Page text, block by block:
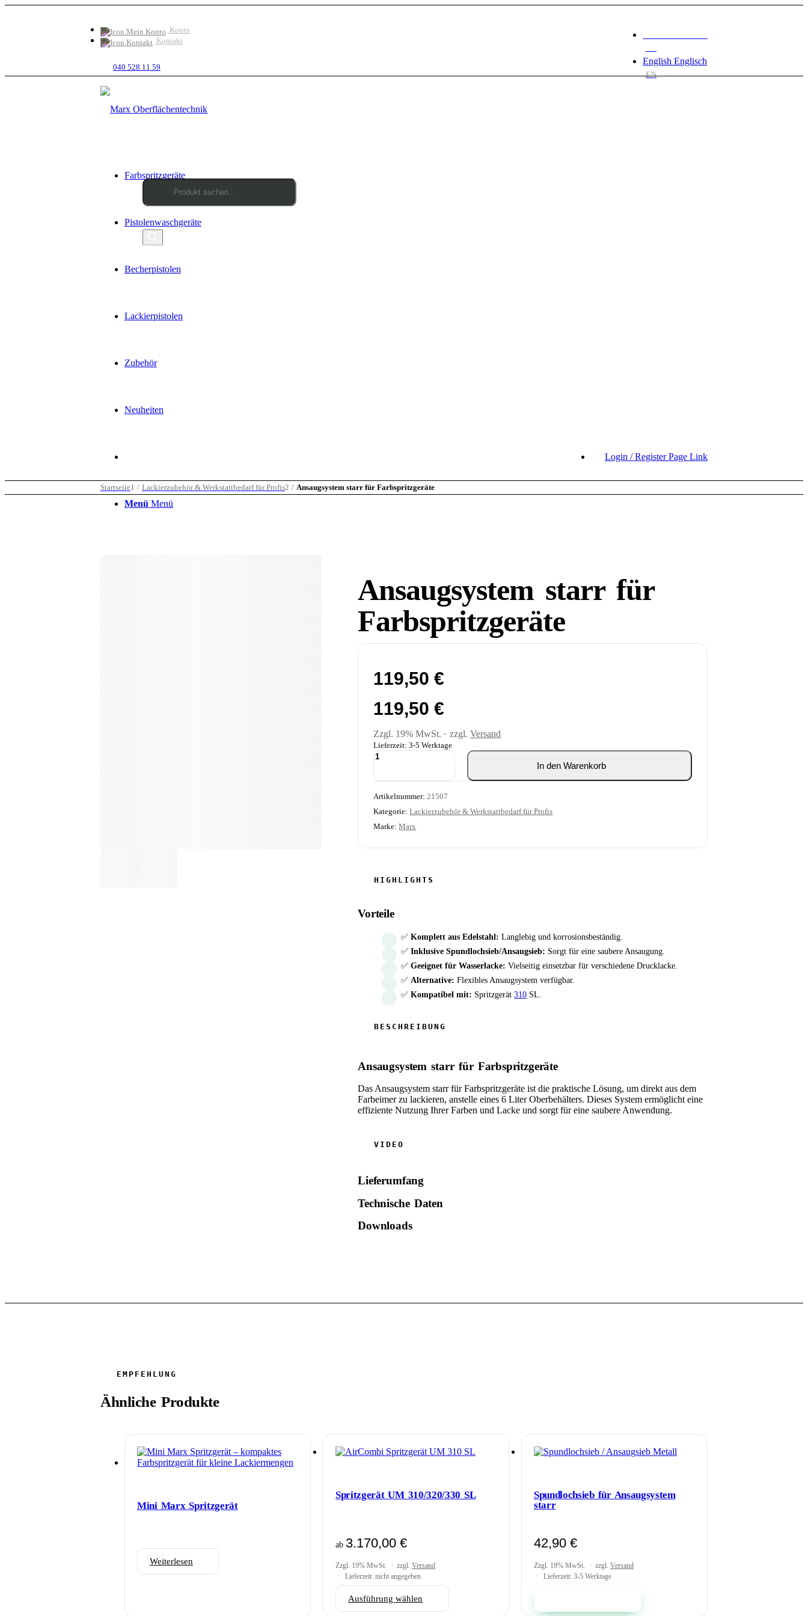
Konto
Kontakt
English Englisch
EN
040 528 11 59
Farbspritzgeräte
Pistolenwaschgeräte
Becherpistolen
Lackierpistolen
Zubehör
Neuheiten
Login / Register Page Link
Products
Menü Menü
Startseite1 / Lackierzubehör & Werkstattbedarf für Profis2 / Ansaugsystem starr für Farbspritzgeräte
Ansaugsystem starr für
Farbspritzgeräte
119,50€
119,50€
Zzgl. 19% MwSt. zzgl.Versand
Lieferzeit: 3-5 Werktage
Ansaugsystem
für
Menge
In den Warenkorb
Artikelnummer:21507
Kategorie:Lackierzubehör & Werkstattbedarf für Profis
Marke:Marx
Vorteile
✅Komplett aus Edelstahl: Langlebig und korrosionsbeständig.
✅Inklusive Spundlochsieb/Ansaugsieb: Sorgt für eine saubere Ansaugung.
✅Geeignet für Wasserlacke: Vielseitig einsetzbar für verschiedene Drucklacke.
✅ Alternative: Flexibles Ansaugsystem verfügbar.
✅Kompatibel mit: Spritzgerät310 SL.
Ansaugsystem starr für Farbspritzgeräte
Das Ansaugsystem starr für Farbspritzgeräte ist die praktische Lösung, um direkt aus dem
Farbeimer zu lackieren, anstelle eines 6 Liter Oberbehälters. Dieses System ermöglicht eine
effiziente Nutzung Ihrer Farben und Lacke und sorgt für eine saubere Anwendung.
Lieferumfang
Technische Daten
Downloads
Ähnliche Produkte
Mini Marx Spritzgerät
Weiterlesen
Spritzgerät UM 310/320/330 SL
ab 3.170,00 €
Zzgl. 19% MwSt. zzgl. Versand
Lieferzeit: nicht angegeben
Ausführung wählen
Produkt
Spundlochsieb für Ansaugsystem
starr
42,90 €
Zzgl. 19% MwSt. zzgl. Versand
Lieferzeit: 3-5 Werktage